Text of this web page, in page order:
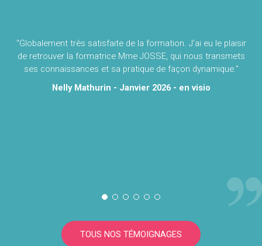
"Globalement très satisfaite de la formation. J'ai eu le plaisir
de retrouver la formatrice Mme JOSSE, qui nous transmets
ses connaissances et sa pratique de façon dynamique."
Nelly Mathurin - Janvier 2026 - en visio
TOUS NOS TÉMOIGNAGES